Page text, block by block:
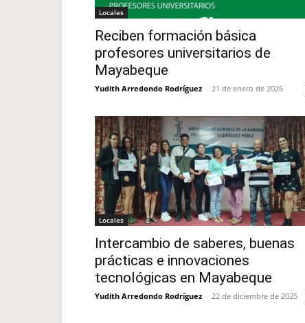
Locales
Reciben formación básica
profesores universitarios de
Mayabeque
Yudith Arredondo Rodríguez - 21 de enero de 2026
Locales
Intercambio de saberes, buenas
prácticas e innovaciones
tecnológicas en Mayabeque
Yudith Arredondo Rodríguez - 22 de diciembre de 2025